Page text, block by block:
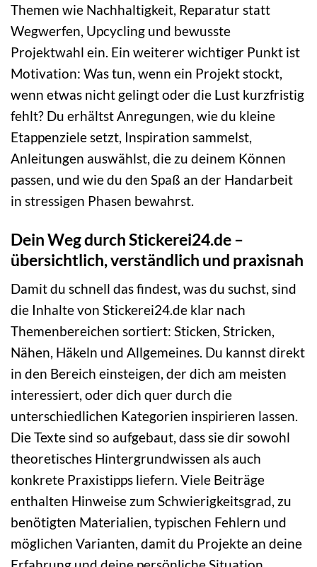
Themen wie Nachhaltigkeit, Reparatur statt
Wegwerfen, Upcycling und bewusste
Projektwahl ein. Ein weiterer wichtiger Punkt ist
Motivation: Was tun, wenn ein Projekt stockt,
wenn etwas nicht gelingt oder die Lust kurzfristig
fehlt? Du erhältst Anregungen, wie du kleine
Etappenziele setzt, Inspiration sammelst,
Anleitungen auswählst, die zu deinem Können
passen, und wie du den Spaß an der Handarbeit
in stressigen Phasen bewahrst.
Dein Weg durch Stickerei24.de –
übersichtlich, verständlich und praxisnah
Damit du schnell das findest, was du suchst, sind
die Inhalte von Stickerei24.de klar nach
Themenbereichen sortiert: Sticken, Stricken,
Nähen, Häkeln und Allgemeines. Du kannst direkt
in den Bereich einsteigen, der dich am meisten
interessiert, oder dich quer durch die
unterschiedlichen Kategorien inspirieren lassen.
Die Texte sind so aufgebaut, dass sie dir sowohl
theoretisches Hintergrundwissen als auch
konkrete Praxistipps liefern. Viele Beiträge
enthalten Hinweise zum Schwierigkeitsgrad, zu
benötigten Materialien, typischen Fehlern und
möglichen Varianten, damit du Projekte an deine